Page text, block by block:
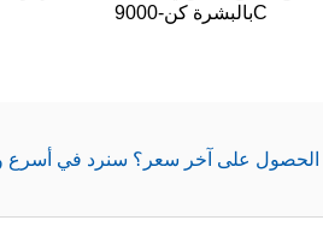
بالبشرة كن-9000C
الحصول على آخر سعر؟ سنرد في أسرع وقت